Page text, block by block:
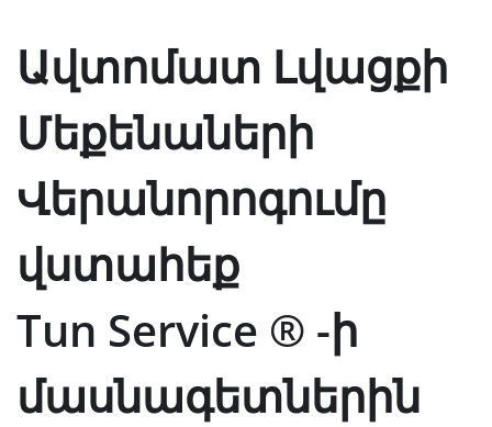
Ավտոմատ Լվացքի
Մեքենաների
Վերանորոգումը
վստահեք
Tun Service ® -ի
մասնագետներին